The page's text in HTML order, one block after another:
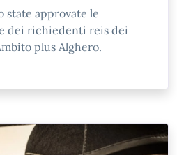
state approvate le
dei richiedenti reis dei
plus Alghero.